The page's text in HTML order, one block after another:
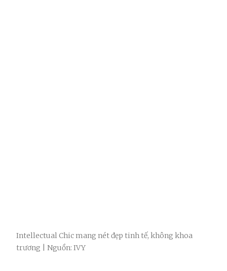
Intellectual Chic mang nét đẹp tinh tế, không khoa
trương | Nguồn: IVY